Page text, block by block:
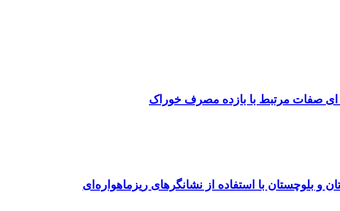
ای صفات مرتبط با بازده مصرف خوراک
بلوچستان با استفاده از نشانگرهای ریزماهواره‌ای